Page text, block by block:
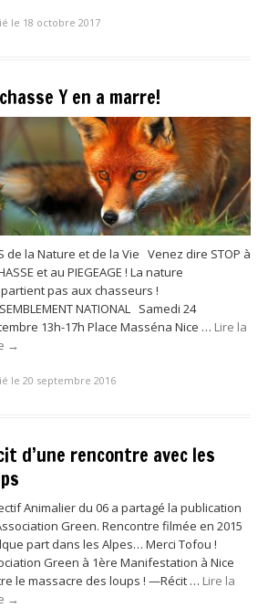
le 18 octobre 2017
Y en a marre!
de la Nature et de la Vie Venez dire STOP à
et au PIEGEAGE ! La nature
pas aux chasseurs !
NATIONAL Samedi 24
13h-17h Place Masséna Nice … Lire la
→
le 20 septembre 2016
d’une rencontre avec les
Animalier du 06 a partagé la publication
Green. Rencontre filmée en 2015
part dans les Alpes… Merci Tofou !
Green‎ à 1ère Manifestation à Nice
le massacre des loups ! —Récit … Lire la
→